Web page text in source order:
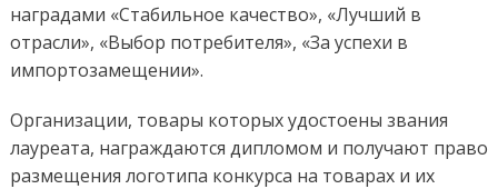
наградами «Стабильное качество», «Лучший в
отрасли», «Выбор потребителя», «За успехи в
импортозамещении».
Организации, товары которых удостоены звания
лауреата, награждаются дипломом и получают право
размещения логотипа конкурса на товарах и их